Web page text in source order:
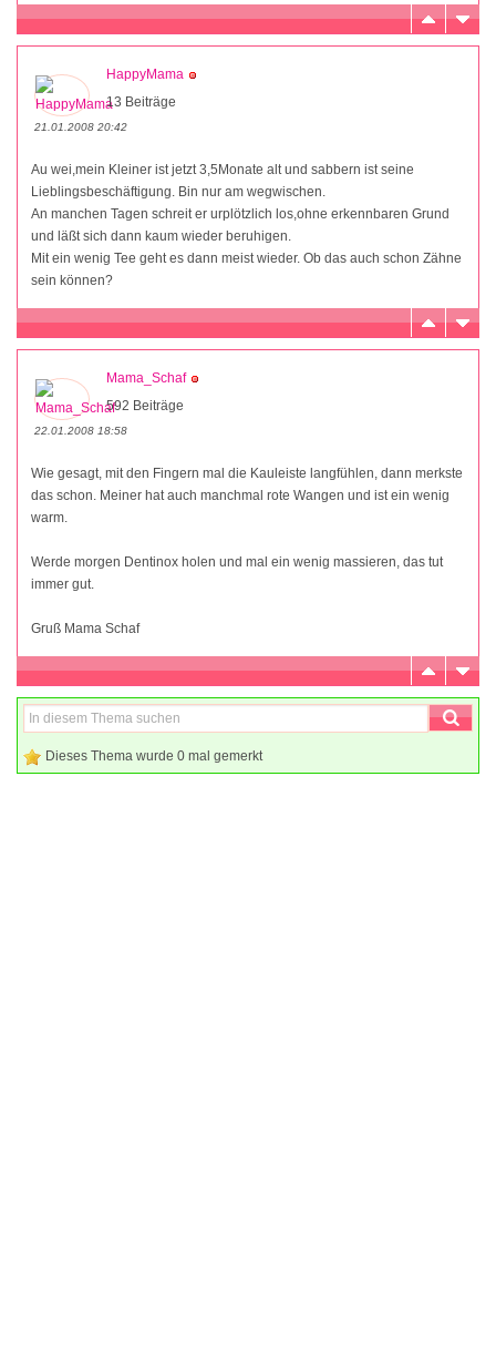
HappyMama
13 Beiträge
21.01.2008 20:42
Au wei,mein Kleiner ist jetzt 3,5Monate alt und sabbern ist seine
Lieblingsbeschäftigung. Bin nur am wegwischen.
An manchen Tagen schreit er urplötzlich los,ohne erkennbaren Grund
und läßt sich dann kaum wieder beruhigen.
Mit ein wenig Tee geht es dann meist wieder. Ob das auch schon Zähne
sein können?
Mama_Schaf
592 Beiträge
22.01.2008 18:58
Wie gesagt, mit den Fingern mal die Kauleiste langfühlen, dann merkste
das schon. Meiner hat auch manchmal rote Wangen und ist ein wenig
warm.
Werde morgen Dentinox holen und mal ein wenig massieren, das tut
immer gut.
Gruß Mama Schaf
Dieses Thema wurde 0 mal gemerkt